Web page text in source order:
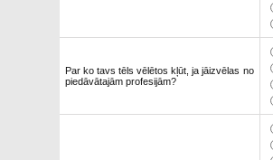
Par ko tavs tēls vēlētos kļūt, ja jāizvēlas no
piedāvātajām profesijām?